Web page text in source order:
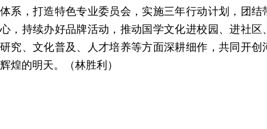
体系，打造特色专业委员会，实施三年行动计划，团
心，持续办好品牌活动，推动国学文化进校园、进社
研究、文化普及、人才培养等方面深耕细作，共同开
辉煌的明天。（林胜利）